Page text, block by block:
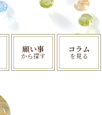
願い事
から探す
コラム
を見る